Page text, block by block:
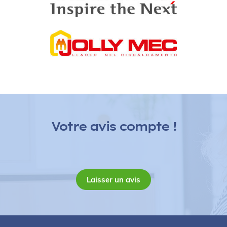
co 2 Energies vous propose des solutions alternatives,
Votre avis compte !
Laisser un avis